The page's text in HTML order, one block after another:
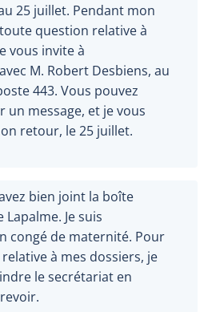
25 juillet. Pendant mon
question relative à
vous invite à
M. Robert Desbiens, au
443. Vous pouvez
un message, et je vous
retour, le 25 juillet.
bien joint la boîte
Lapalme. Je suis
congé de maternité. Pour
à mes dossiers, je
le secrétariat en